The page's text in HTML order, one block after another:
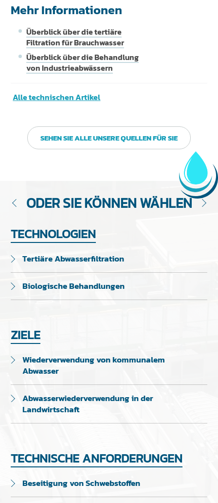
Mehr Informationen
Überblick über die tertiäre
Filtration für Brauchwasser
Überblick über die Behandlung
von Industrieabwässern
Alle technischen Artikel
SEHEN SIE ALLE UNSERE QUELLEN FÜR SIE
ODER SIE KÖNNEN WÄHLEN
TECHNOLOGIEN
Tertiäre Abwasserfiltration
Biologische Behandlungen
ZIELE
Wiederverwendung von kommunalem
Abwasser
Abwasserwiederverwendung in der
Landwirtschaft
TECHNISCHE ANFORDERUNGEN
Beseitigung von Schwebstoffen